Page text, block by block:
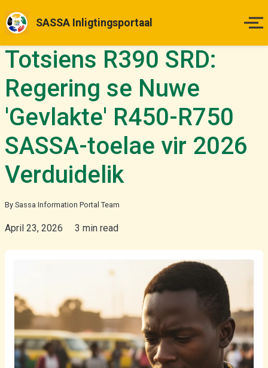
SASSA Inligtingsportaal
Tuisblad
Betalingsdatums
Status Kontrole
Nuus & Opdaterings
Afrikaans
Totsiens R390 SRD:
Regering se Nuwe
'Gevlakte' R450-R750
SASSA-toelae vir 2026
Verduidelik
By Sassa Information Portal Team
April 23, 2026 3 min read